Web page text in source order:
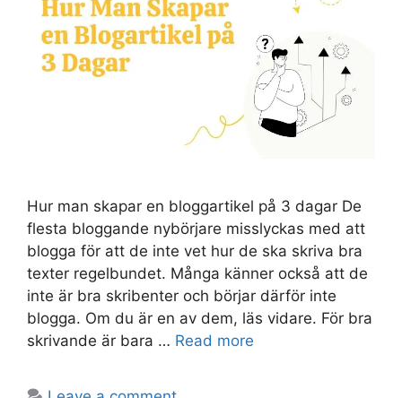
Hur man skapar en bloggartikel på 3 dagar De
flesta bloggande nybörjare misslyckas med att
blogga för att de inte vet hur de ska skriva bra
texter regelbundet. Många känner också att de
inte är bra skribenter och börjar därför inte
blogga. Om du är en av dem, läs vidare. För bra
skrivande är bara … Read more